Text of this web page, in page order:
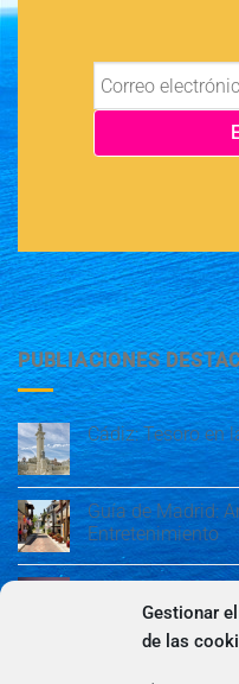
Gestionar
de las
PUBLIACIONES
Cádiz: Tesoro en
Guía de Madrid:
Entretenimiento
Guía de Madrid:
Entretenimiento